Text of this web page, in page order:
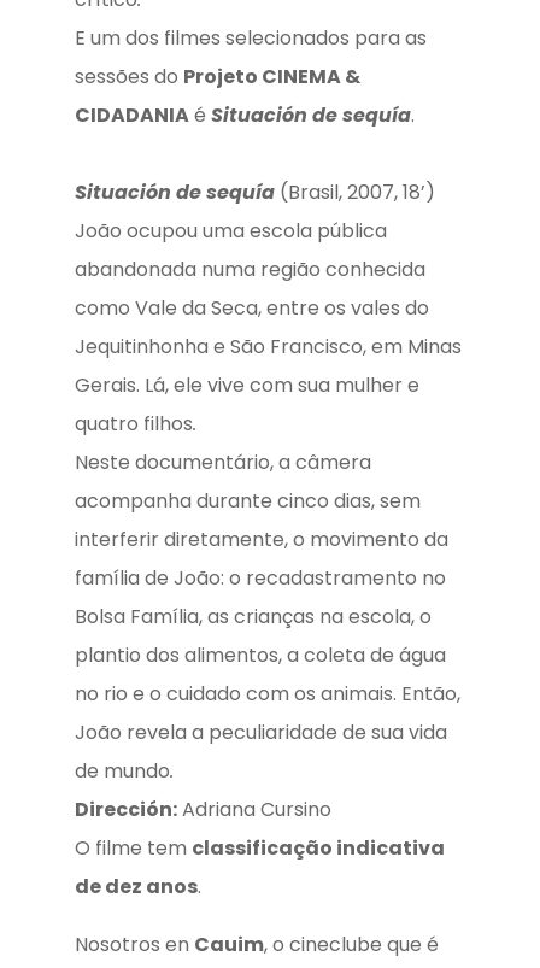
E um dos filmes selecionados para as
sessões do Projeto CINEMA &
CIDADANIAé Situación de sequía.
Situación de sequía(Brasil, 2007, 18’)
João ocupou uma escola pública
abandonada numa região conhecida
como Vale da Seca, entre os vales do
Jequitinhonha e São Francisco, em Minas
Gerais. Lá, ele vive com sua mulher e
quatro filhos.
Neste documentário, a câmera
acompanha durante cinco dias, sem
interferir diretamente, o movimento da
família de João: o recadastramento no
Bolsa Família, as crianças na escola, o
plantio dos alimentos, a coleta de água
no rio e o cuidado com os animais. Então,
João revela a peculiaridade de sua vida
de mundo.
Dirección:Adriana Cursino
O filme tem classificação indicativa
de dez anos.
Nosotros en Cauim, o cineclube que é